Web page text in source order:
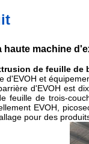
haute machine
de feuille de
d'EVOH et
d'EVOH est
de trois-
EVOH,
pour des